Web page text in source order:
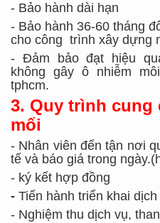
- Bảo hành dài hạn
- Bảo hành 36-60 tháng
cho công trình xây dựng
- Đảm bảođạt hiệu
không gây ô nhiễm
tphcm.
3. Quy trình cung
mối
- Nhân viên đến tận nơi
tế và báo giá trong ngày.
- ký kết hợp đồng
- Tiến hành triển khai dịch
- Nghiệm thu dịch vụ,